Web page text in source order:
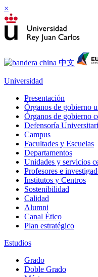
×
Universidad
Presentación
Órganos de gobierno
Órganos de gobierno
Defensoría
Campus
Facultades y Escuelas
Departamentos
Unidades y servicios
Profesores e
Institutos y Centros
Sostenibilidad
Calidad
Alumni
Canal Ético
Plan estratégico
Estudios
Grado
Doble Grado